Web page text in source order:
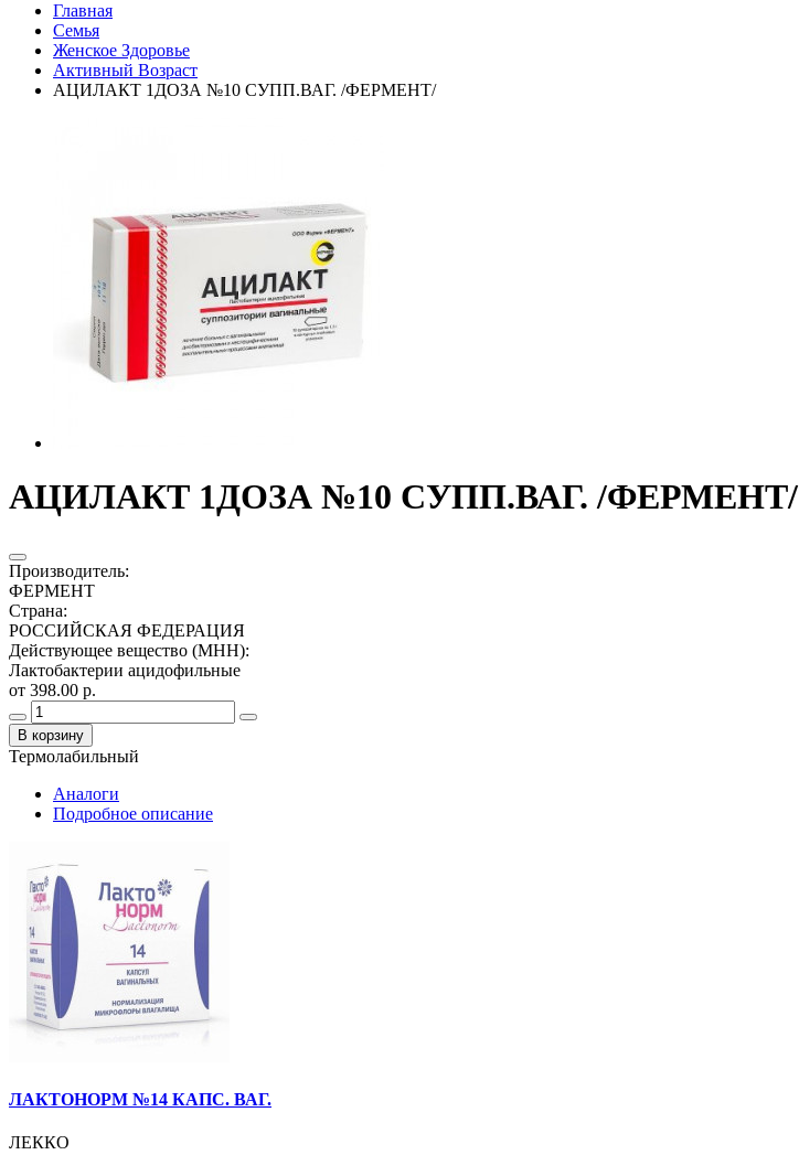
Главная
Семья
Женское Здоровье
Активный Возраст
АЦИЛАКТ 1ДОЗА №10 СУПП.ВАГ. /ФЕРМЕНТ/
АЦИЛАКТ 1ДОЗА №10 СУПП.ВАГ. /ФЕРМЕНТ/
Производитель:
ФЕРМЕНТ
Страна:
РОССИЙСКАЯ ФЕДЕРАЦИЯ
Действующее вещество (МНН):
Лактобактерии ацидофильные
от 398.00 р.
В корзину
Термолабильный
Аналоги
Подробное описание
ЛАКТОНОРМ №14 КАПС. ВАГ.
ЛЕККО